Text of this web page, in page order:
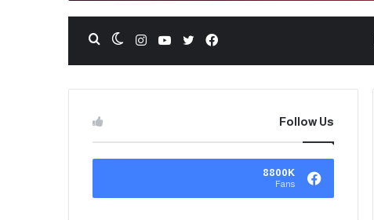
Follow Us
8800K
Fans